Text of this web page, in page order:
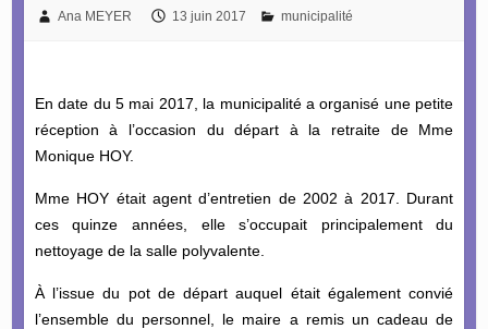
Ana MEYER 13 juin 2017 municipalité
En date du 5 mai 2017, la municipalité a organisé une petite
réception à l’occasion du départ à la retraite de Mme
Monique HOY.
Mme HOY était agent d’entretien de 2002 à 2017. Durant
ces quinze années, elle s’occupait principalement du
nettoyage de la salle polyvalente.
À l’issue du pot de départ auquel était également convié
l’ensemble du personnel, le maire a remis un cadeau de